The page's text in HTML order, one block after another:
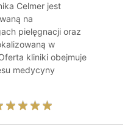
Celmer jest
na
pielęgnacji oraz
w
kliniki obejmuje
medycyny